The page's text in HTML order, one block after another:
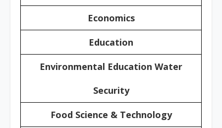
Economics
Education
Environmental Education Water
Security
Food Science & Technology